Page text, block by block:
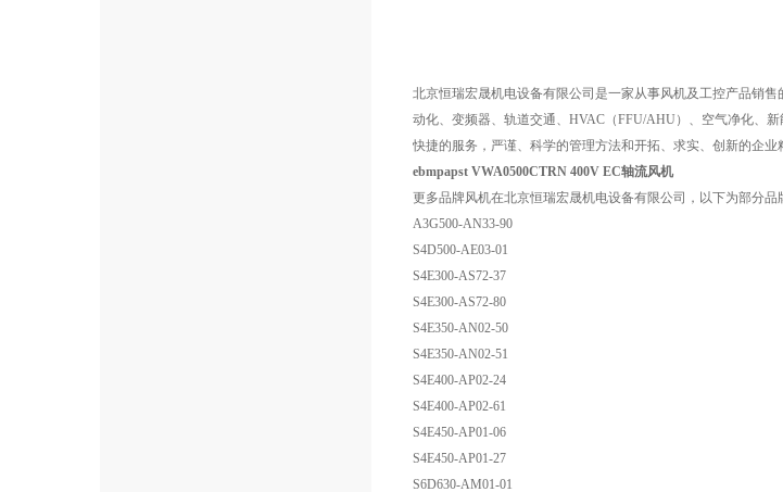
北京恒瑞宏晟机电设备有限公司是一家从事风机及工控产品销
动化、变频器、轨道交通、HVAC（FFU/AHU）、空气净化、
快捷的服务，严谨、科学的管理方法和开拓、求实、创新的企业
ebmpapst VWA0500CTRN 400V EC轴流风机
更多品牌风机在北京恒瑞宏晟机电设备有限公司，以下为部分品
A3G500-AN33-90
S4D500-AE03-01
S4E300-AS72-37
S4E300-AS72-80
S4E350-AN02-50
S4E350-AN02-51
S4E400-AP02-24
S4E400-AP02-61
S4E450-AP01-06
S4E450-AP01-27
S6D630-AM01-01